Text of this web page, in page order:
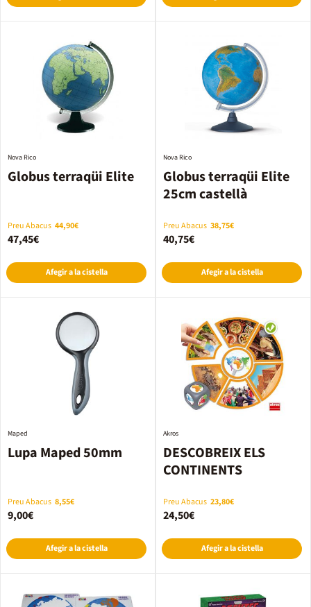
Globus terraqüi Elite
Nova Rico
Preu Abacus 44,90€
47,45€
Afegir a la cistella
Globus terraqüi Elite
25cm castellà
Nova Rico
Preu Abacus 38,75€
40,75€
Afegir a la cistella
Lupa Maped 50mm
Maped
Preu Abacus 8,55€
9,00€
Afegir a la cistella
DESCOBREIX ELS
CONTINENTS
Akros
Preu Abacus 23,80€
24,50€
Afegir a la cistella